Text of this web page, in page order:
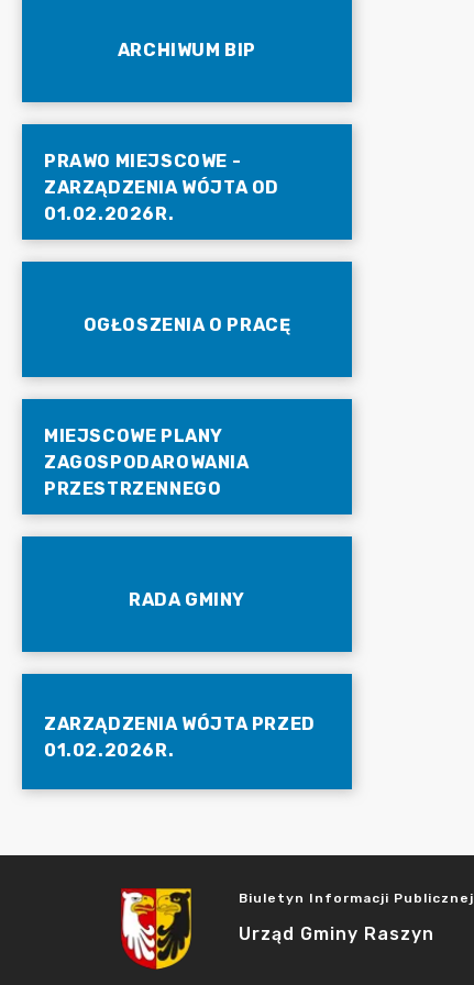
ARCHIWUM BIP
PRAWO MIEJSCOWE -
ZARZĄDZENIA WÓJTA OD
01.02.2026R.
OGŁOSZENIA O PRACĘ
MIEJSCOWE PLANY
ZAGOSPODAROWANIA
PRZESTRZENNEGO
RADA GMINY
ZARZĄDZENIA WÓJTA PRZED
01.02.2026R.
Biuletyn Informacji Publicznej
Urząd Gminy Raszyn